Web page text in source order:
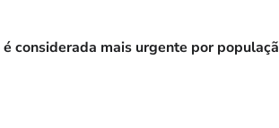
é considerada mais urgente por